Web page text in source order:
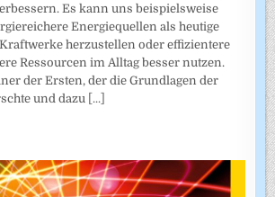
Es kann uns beispielsweise
Energiequellen als heutige
herzustellen oder effizientere
Ressourcen im Alltag besser nutzen.
der Ersten, der die Grundlagen der
und dazu [...]